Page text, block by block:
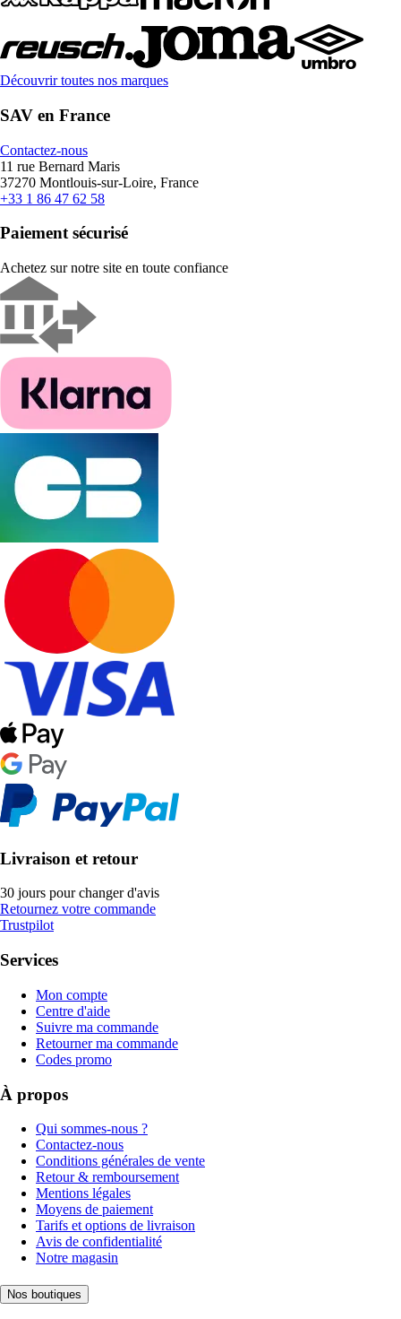
Découvrir toutes nos marques
SAV en France
Contactez-nous
11 rue Bernard Maris
37270 Montlouis-sur-Loire, France
+33 1 86 47 62 58
Paiement sécurisé
Achetez sur notre site en toute confiance
Livraison et retour
30 jours pour changer d'avis
Retournez votre commande
Trustpilot
Services
Mon compte
Centre d'aide
Suivre ma commande
Retourner ma commande
Codes promo
À propos
Qui sommes-nous ?
Contactez-nous
Conditions générales de vente
Retour & remboursement
Mentions légales
Moyens de paiement
Tarifs et options de livraison
Avis de confidentialité
Notre magasin
Nos boutiques